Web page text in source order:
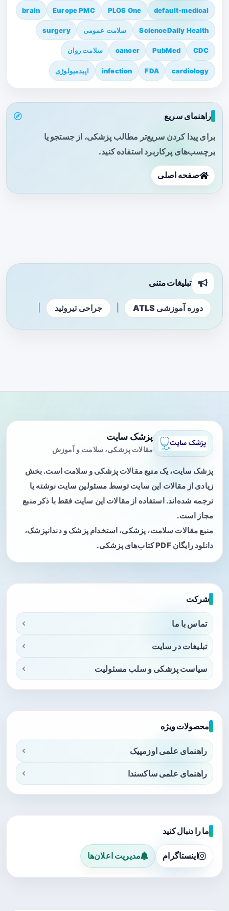
default-medical
PLOS One
Europe PMC
brain
ScienceDaily Health سلامت عمومی surgery
CDC
PubMed
cancer سلامت روان
cardiology
FDA
infection اپیدمیولوژی
راهنمای سریع
برای پیدا کردن سریع‌تر مطالب پزشکی، از جستجو یا
برچسب‌های پرکاربرد استفاده کنید.
صفحه اصلی
تبلیغات متنی
دوره آموزشی ATLS جراحی تیروئید
پزشک سایت
مقالات پزشکی، سلامت و آموزش
پزشک سایت، یک منبع مقالات پزشکی و سلامت است. بخش
زیادی از مقالات این سایت توسط مسئولین سایت نوشته یا
ترجمه شده‌اند. استفاده از مقالات این سایت فقط با ذکر منبع
مجاز است.
منبع مقالات سلامت، پزشکی، استخدام پزشک و دندانپزشک،
دانلود رایگان PDF کتاب‌های پزشکی.
شرکت
تماس با ما
تبلیغات در سایت
سیاست پزشکی و سلب مسئولیت
محصولات ویژه
راهنمای علمی اوزمپیک
راهنمای علمی ساکسندا
ما را دنبال کنید
اینستاگرام مدیریت اعلان‌ها